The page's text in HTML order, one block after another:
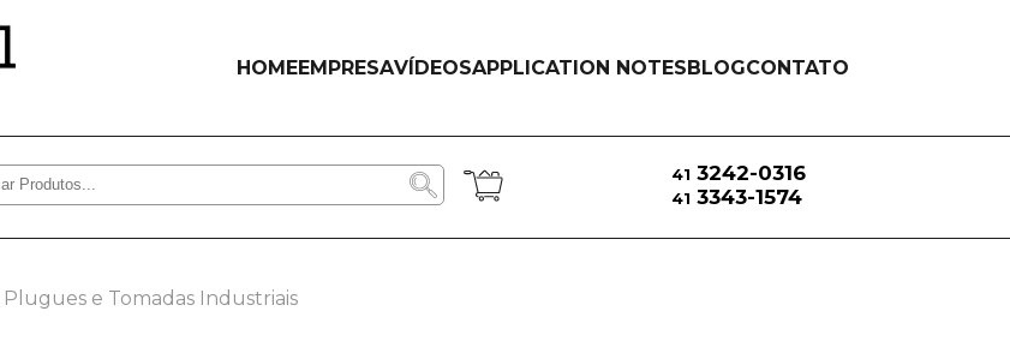
HOMEEMPRESAVÍDEOSAPPLICATION NOTESBLOGCONTATO
41 3242-0316
41 3343-1574
Plugues e Tomadas Industriais